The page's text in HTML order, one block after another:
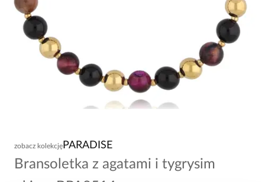
zobacz kolekcję PARADISE
Bransoletka z agatami i tygrysim